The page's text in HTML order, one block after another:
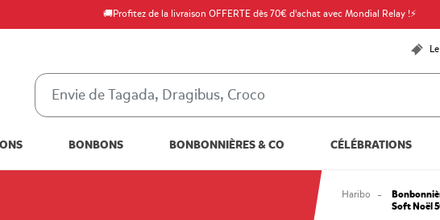
🚚Profitez de la livraison OFFERTE dès 70€ d'achat avec Mondial Relay !⚡
BONBONS BONBONNIÈRES & CO CÉLÉBRATIONS
Haribo
Soft Noël